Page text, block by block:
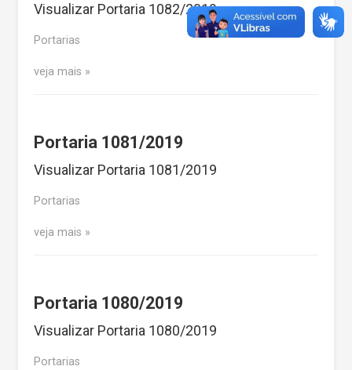
Visualizar Portaria 1082/2019
Portarias
veja mais
Portaria 1081/2019
Visualizar Portaria 1081/2019
Portarias
veja mais
Portaria 1080/2019
Visualizar Portaria 1080/2019
Portarias